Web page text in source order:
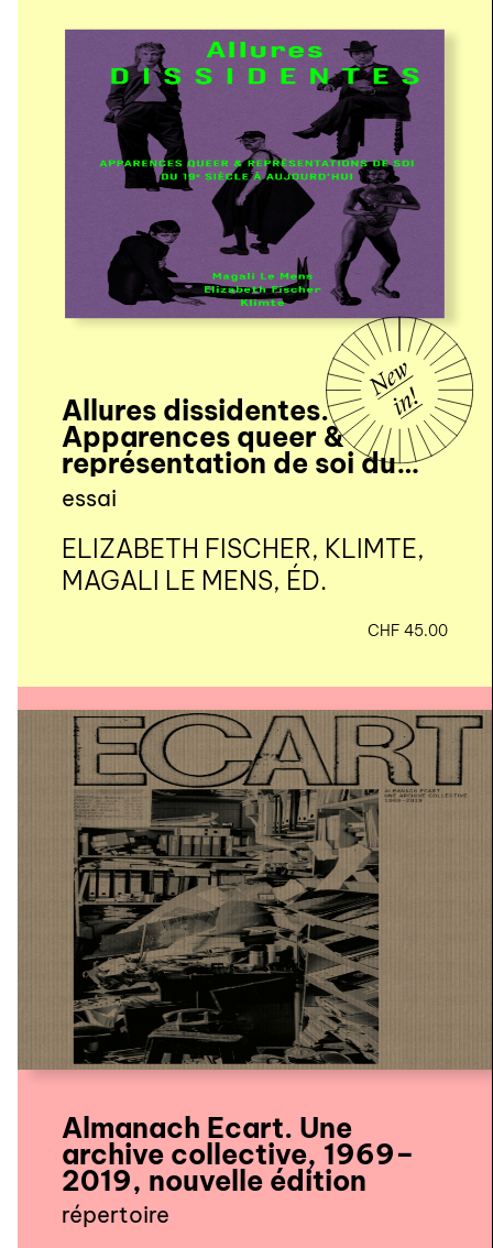
Allures dissidentes.
Apparences queer &
représentation de soi du
19e siècle à aujourd’hui
essai
ELIZABETH FISCHER, KLIMTE,
MAGALI LE MENS, ÉD.
CHF 45.00
Almanach Ecart. Une
archive collective, 1969–
2019, nouvelle édition
répertoire